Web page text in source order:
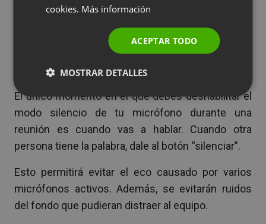
cumplimiento. Si asistes a una reunión organizada
por otra persona, espera con tu intervención hasta
que sea tu turno de hablar.
Silencia tu micrófono
El único momento en el que debes deshabilitar el
modo silencio de tu micrófono durante una
reunión es cuando vas a hablar. Cuando otra
persona tiene la palabra, dale al botón “silenciar”.
Esto permitirá evitar el eco causado por varios
micrófonos activos. Además, se evitarán ruidos
del fondo que pudieran distraer al equipo.
RUSSIAN
SPANISH
cookies. Más información
ACEPTAR TODO
MOSTRAR DETALLES